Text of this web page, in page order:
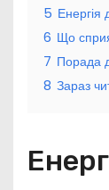
5 Енергія
6 Що
7 Порада
8 Зараз